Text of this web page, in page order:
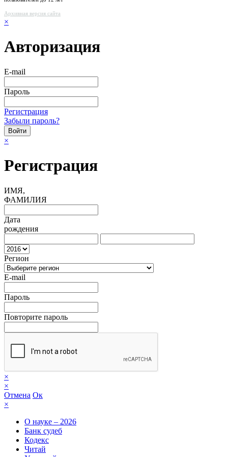
Архивная версия сайта
×
Авторизация
E-mail
Пароль
Регистрация
Забыли пароль?
×
Регистрация
ИМЯ,
ФАМИЛИЯ
Дата
рождения
Регион
E-mail
Пароль
Повторите пароль
×
×
Отмена Ок
×
О науке – 2026
Банк судеб
Кодекс
Читай